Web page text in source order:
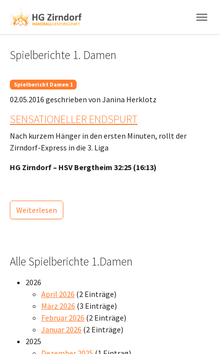
Spielberichte 1. Damen
Spielbericht Damen 1
02.05.2016 geschrieben von Janina Herklotz
SENSATIONELLER ENDSPURT
Nach kurzem Hänger in den ersten Minuten, rollt der
Zirndorf-Express in die 3. Liga
HG Zirndorf – HSV Bergtheim 32:25 (16:13)
Weiterlesen
Alle Spielberichte 1.Damen
2026
April 2026 (2 Einträge)
März 2026 (3 Einträge)
Februar 2026 (2 Einträge)
Januar 2026 (2 Einträge)
2025